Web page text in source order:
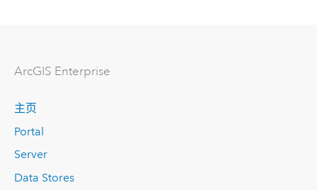
ArcGIS Enterprise
主页
Portal
Server
Data Stores